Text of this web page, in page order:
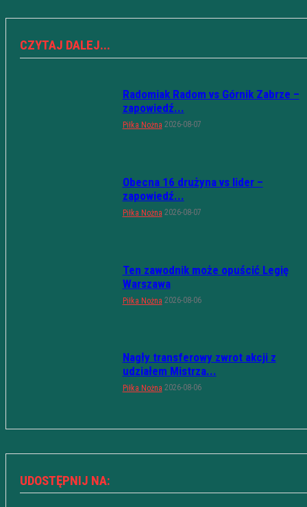
CZYTAJ DALEJ...
Radomiak Radom vs Górnik Zabrze –
zapowiedź...
Piłka Nożna 2026-08-07
Obecna 16 drużyna vs lider –
zapowiedź...
Piłka Nożna 2026-08-07
Ten zawodnik może opuścić Legię
Warszawa
Piłka Nożna 2026-08-06
Nagły transferowy zwrot akcji z
udziałem Mistrza...
Piłka Nożna 2026-08-06
UDOSTĘPNIJ NA: